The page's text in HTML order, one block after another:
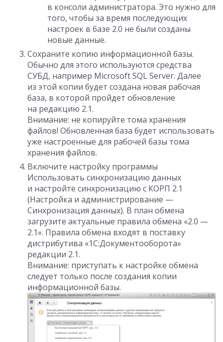
в консоли администратора. Это нужно для
того, чтобы за время последующих
настроек в базе 2.0 не были созданы
новые данные.
Сохраните копию информационной базы.
Обычно для этого используются средства
СУБД, например Microsoft SQL Server. Далее
из этой копии будет создана новая рабочая
база, в которой пройдет обновление
на редакцию 2.1.
Внимание: не копируйте тома хранения
файлов! Обновленная база будет использовать
уже настроенные для рабочей базы тома
хранения файлов.
Включите настройку программы
Использовать синхронизацию данных
и настройте синхронизацию с КОРП 2.1
(Настройка и администрирование —
Синхронизация данных). В план обмена
загрузите актуальные правила обмена «2.0 —
2.1». Правила обмена входят в поставку
дистрибутива «1С:Документооборота»
редакции 2.1.
Внимание: приступать к настройке обмена
следует только после создания копии
информационной базы.